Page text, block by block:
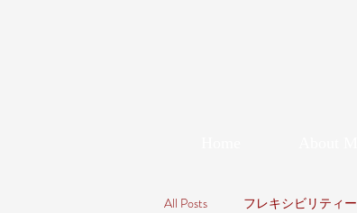
All Posts フレキシビリティー